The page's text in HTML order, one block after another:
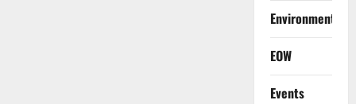
Environment
EOW
Events